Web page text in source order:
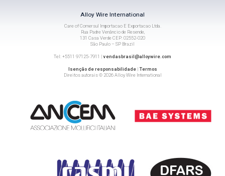
Alloy Wire International
Care of Comersul Importacao E Exportacao Ltda.
Rua Padre Venâncio de Resende,
131 Casa Verde CEP: 02552-020
São Paulo – SP Brazil
Tel: +5511 97125-7911 |vendasbrasil@alloywire.com
Isenção de responsabilidade|Termos
Direitos autorais © 2026 Alloy Wire International